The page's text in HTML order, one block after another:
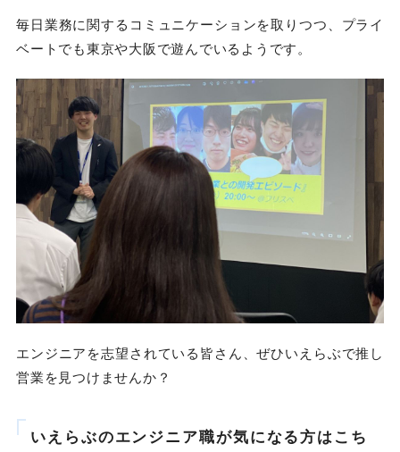
毎日業務に関するコミュニケーションを取りつつ、プライ
ベートでも東京や大阪で遊んでいるようです。
エンジニアを志望されている皆さん、ぜひいえらぶで推し
営業を見つけませんか？
いえらぶのエンジニア職が気になる方はこち